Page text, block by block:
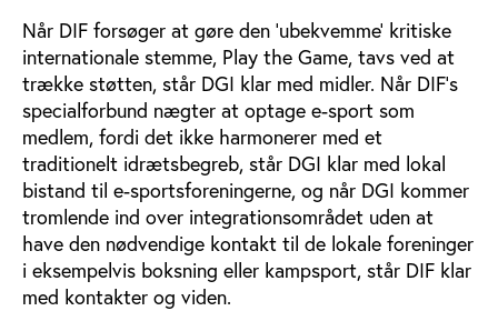
Når DIF forsøger at gøre den ’ubekvemme’ kritiske
internationale stemme, Play the Game, tavs ved at
trække støtten, står DGI klar med midler. Når DIF’s
specialforbund nægter at optage e-sport som
medlem, fordi det ikke harmonerer med et
traditionelt idrætsbegreb, står DGI klar med lokal
bistand til e-sportsforeningerne, og når DGI kommer
tromlende ind over integrationsområdet uden at
have den nødvendige kontakt til de lokale foreninger
i eksempelvis boksning eller kampsport, står DIF klar
med kontakter og viden.